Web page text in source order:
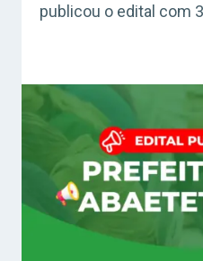
publicou o edital com